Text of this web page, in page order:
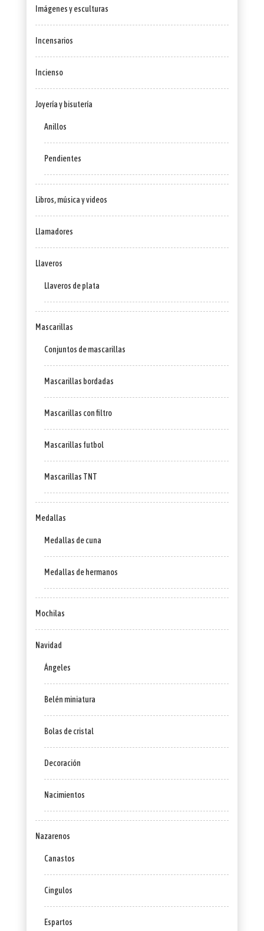
Imágenes y esculturas
Incensarios
Incienso
Joyería y bisutería
Anillos
Pendientes
Libros, música y videos
Llamadores
Llaveros
Llaveros de plata
Mascarillas
Conjuntos de mascarillas
Mascarillas bordadas
Mascarillas con filtro
Mascarillas futbol
Mascarillas TNT
Medallas
Medallas de cuna
Medallas de hermanos
Mochilas
Navidad
Ángeles
Belén miniatura
Bolas de cristal
Decoración
Nacimientos
Nazarenos
Canastos
Cingulos
Espartos